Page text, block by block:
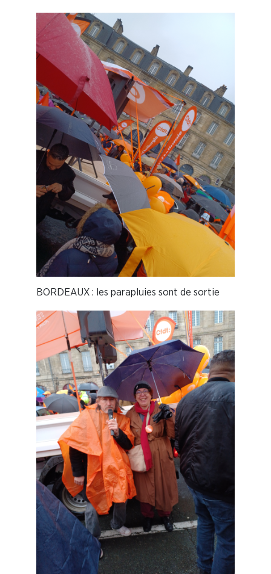
BORDEAUX : les parapluies sont de sortie